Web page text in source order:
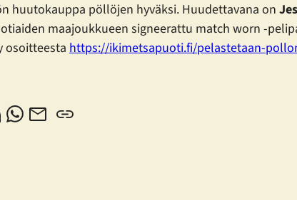
huutokauppa pöllöjen hyväksi. Huudettavana on
maajoukkueen signeerattu match worn -
osoitteesta https://ikimetsapuoti.fi/pelastetaan-